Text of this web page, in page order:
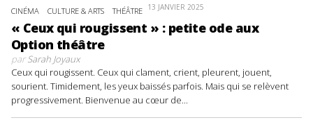
CINÉMA CULTURE & ARTS THÉÂTRE 13 JANVIER 2025
« Ceux qui rougissent » : petite ode aux
Option théâtre
parSarah Joyaux
Ceux qui rougissent. Ceux qui clament, crient, pleurent, jouent,
sourient. Timidement, les yeux baissés parfois. Mais qui se relèvent
progressivement. Bienvenue au cœur de...